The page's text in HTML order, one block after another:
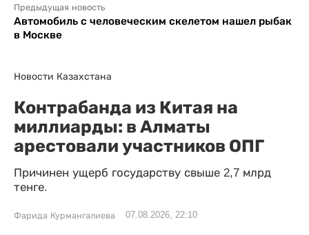
Предыдущая новость
Автомобиль с человеческим скелетом нашел рыбак
в Москве
Новости Казахстана
Контрабанда из Китая на
миллиарды: в Алматы
арестовали участников ОПГ
Причинен ущерб государству свыше 2,7 млрд
тенге.
Фарида Курмангалиева 07.08.2026, 22:10